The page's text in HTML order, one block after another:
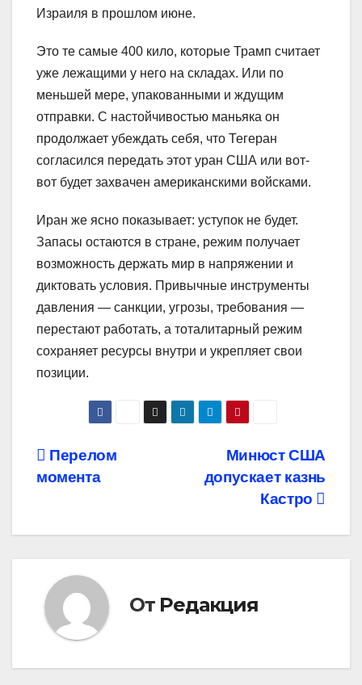
Израиля в прошлом июне.
Это те самые 400 кило, которые Трамп считает
уже лежащими у него на складах. Или по
меньшей мере, упакованными и ждущим
отправки. С настойчивостью маньяка он
продолжает убеждать себя, что Тегеран
согласился передать этот уран США или вот-
вот будет захвачен американскими войсками.
Иран же ясно показывает: уступок не будет.
Запасы остаются в стране, режим получает
возможность держать мир в напряжении и
диктовать условия. Привычные инструменты
давления — санкции, угрозы, требования —
перестают работать, а тоталитарный режим
сохраняет ресурсы внутри и укрепляет свои
позиции.
Навигация
записям
Минюст США
допускает казнь
Кастро
Перелом
момента
От Редакция